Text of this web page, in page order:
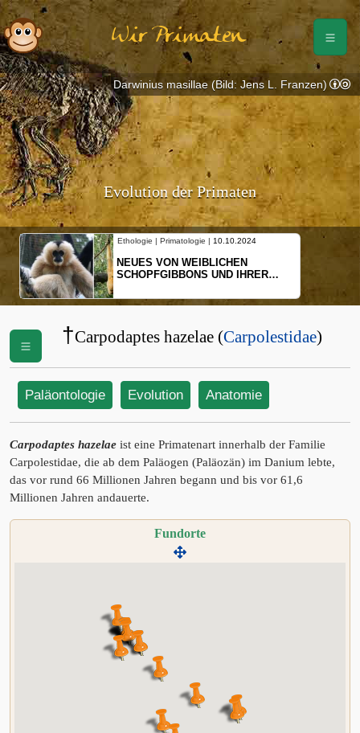
Wir Primaten
Evolution der Primaten
Ethologie | Primatologie | 10.10.2024
NEUES VON WEIBLICHEN
SCHOPFGIBBONS UND IHRER
Darwinius masillae (Bild: Jens L. Franzen)
†Carpodaptes hazelae (Carpolestidae)
Paläontologie Evolution Anatomie
Carpodaptes hazelae ist eine Primatenart innerhalb der Familie
Carpolestidae, die ab dem Paläogen (Paläozän) im Danium lebte,
das vor rund 66 Millionen Jahren begann und bis vor 61,6
Millionen Jahren andauerte.
Fundorte